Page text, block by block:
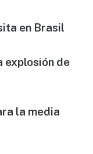
en Brasil
explosión de
la media